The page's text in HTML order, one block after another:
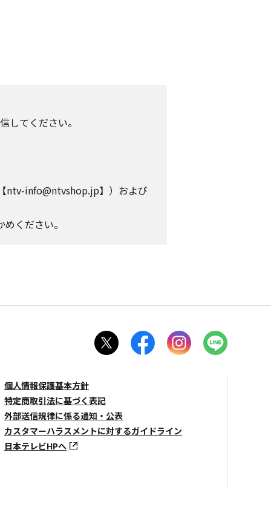
してください。
ntv-info@ntvshop.jp】）および
ください。
個人情報保護基本方針
特定商取引法に基づく表記
外部送信規律に係る通知・公表
カスタマーハラスメントに対するガイドライン
日本テレビHPへ